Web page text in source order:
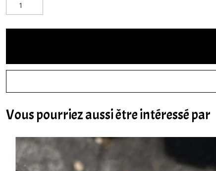
Vous pourriez aussi être intéressé par